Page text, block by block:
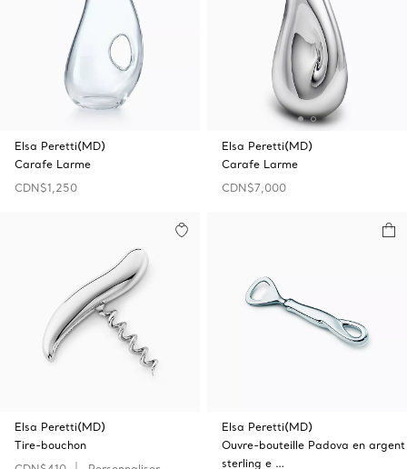
Elsa Peretti(MD)
Carafe Larme
CDN$1,250
Elsa Peretti(MD)
Carafe Larme
CDN$7,000
Elsa Peretti(MD)
Tire-bouchon
Elsa Peretti(MD)
Ouvre-bouteille Padova en argent
sterling e …